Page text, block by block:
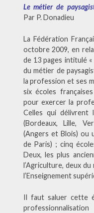
Le métier de
Par P. Donadieu
La Fédération
octobre 2009, en
de 13 pages intitulé
du métier de
la profession et ses
six écoles
pour exercer la
Celles qui délivrent
(Bordeaux, Lille,
(Angers et Blois) ou
de Paris) ; cinq
Deux, les plus
l’Agriculture, deux
l’Enseignement
Il faut saluer cette